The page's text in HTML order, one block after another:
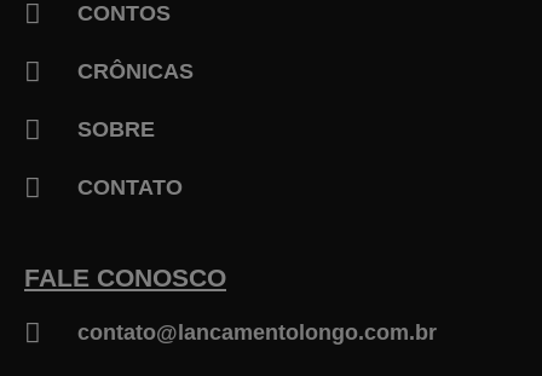
CONTOS
CRÔNICAS
SOBRE
CONTATO
FALE CONOSCO
contato@lancamentolongo.com.br